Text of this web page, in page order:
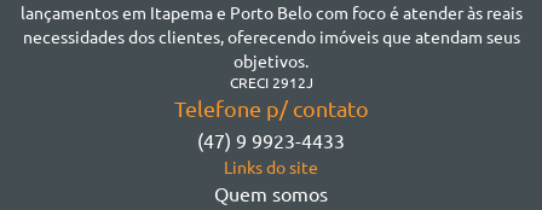
lançamentos em Itapema e Porto Belo com foco é atender às reais
necessidades dos clientes, oferecendo imóveis que atendam seus
objetivos.
CRECI 2912J
Telefone p/ contato
(47) 9 9923-4433
Links do site
Quem somos